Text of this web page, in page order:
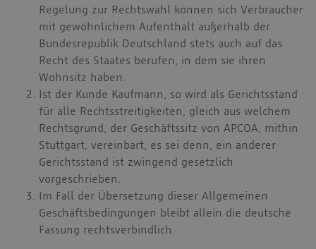
Regelung zur Rechtswahl können sich Verbraucher
mit gewöhnlichem Aufenthalt außerhalb der
Bundesrepublik Deutschland stets auch auf das
Recht des Staates berufen, in dem sie ihren
Wohnsitz haben.
Ist der Kunde Kaufmann, so wird als Gerichtsstand
für alle Rechtsstreitigkeiten, gleich aus welchem
Rechtsgrund, der Geschäftssitz von APCOA, mithin
Stuttgart, vereinbart, es sei denn, ein anderer
Gerichtsstand ist zwingend gesetzlich
vorgeschrieben.
Im Fall der Übersetzung dieser Allgemeinen
Geschäftsbedingungen bleibt allein die deutsche
Fassung rechtsverbindlich.